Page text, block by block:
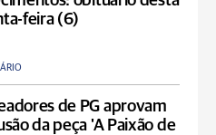
feira (6)
de PG aprovam
da peça 'A Paixão de